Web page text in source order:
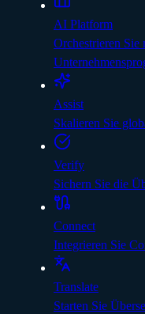
AI Platform
Orchestrieren Sie
Assist
Skalieren Sie
Verify
Sichern Sie die
Connect
Integrieren Sie
Translate
Starten Sie